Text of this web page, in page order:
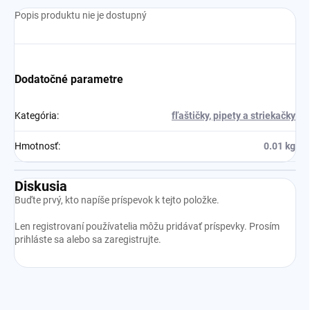
Popis produktu nie je dostupný
Dodatočné parametre
Kategória: fľaštičky, pipety a striekačky
Hmotnosť: 0.01 kg
Diskusia
Buďte prvý, kto napíše príspevok k tejto položke.
Len registrovaní používatelia môžu pridávať príspevky. Prosím
prihláste sa alebo sa zaregistrujte.